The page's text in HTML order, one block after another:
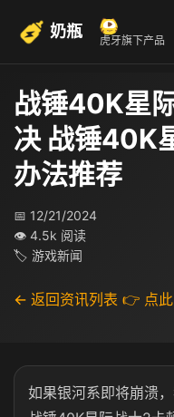
奶瓶 虎牙旗下产品
战锤40K星
决 战锤40K
办法推荐
📅 12/21/2024
👁 4.5k 阅读
🏷 游戏新闻
← 返回资讯列表 👉 点
如果银河系即将崩溃